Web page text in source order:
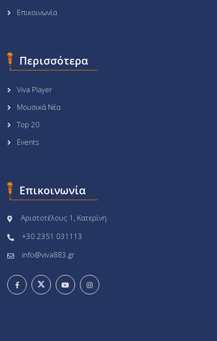
Επικοινωνία
Περισσότερα
Viva Player
Μουσικά Νέα
Top 20
Events
Επικοινωνία
Αριστοτέλους 1, Κατερίνη
+30 2351 031113
info@viva883.gr